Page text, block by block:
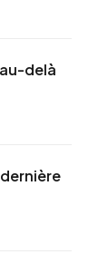
delà